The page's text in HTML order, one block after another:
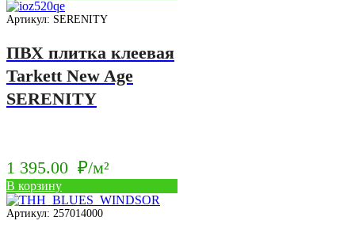
Артикул: SERENITY
ПВХ плитка клеевая
Tarkett New Age
SERENITY
1 395.00 ₽/м²
В корзину
Артикул: 257014000